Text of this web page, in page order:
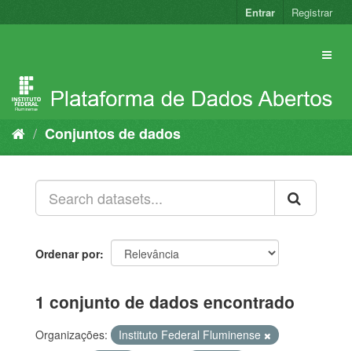
para
Entrar Registrar
Conjuntos de dados
Ordenar por
1 conjunto de dados encontrado
Organizações:
Instituto Federal Fluminense